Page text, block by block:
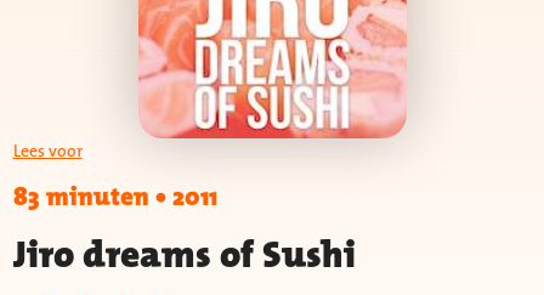
Lees voor
83 minuten•2011
Jiro dreams of Sushi